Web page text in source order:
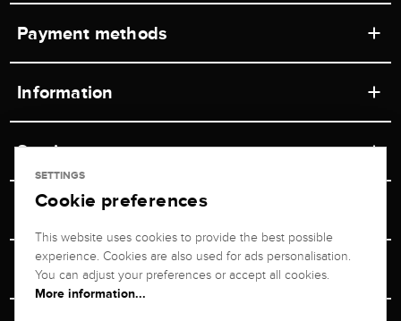
Payment methods
Information
Retail store
Shipping & Payment
Advisor
Service
Contact
Unsubscribe from newsletter
Returns service
Jeweler Brogle
About us
Company
Personal adviser
SETTINGS
Cookie preferences
This website uses cookies to provide the best possible
experience. Cookies are also used for ads personalisation.
You can adjust your preferences or accept all cookies.
More information...